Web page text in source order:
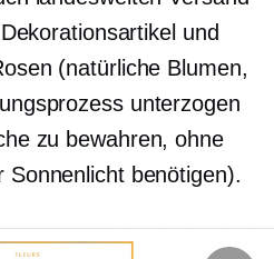
und
(natürliche Blumen,
unterzogen
zu bewahren, ohne
Sonnenlicht benötigen).